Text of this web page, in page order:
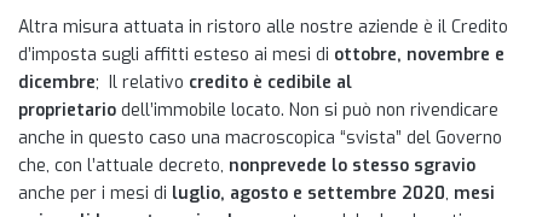
Altra misura attuata in ristoro alle nostre aziende è il Credito
d’imposta sugli affitti esteso ai mesi di ​ ottobre, novembre e
dicembre; ​ Il relativo ​ credito è cedibile al
proprietario dell’immobile locato. Non si può non rivendicare
anche in questo caso una macroscopica “svista” del Governo
che, con l’attuale decreto, nonprevede lo stesso sgravio
anche per i mesi di luglio, agosto e settembre 2020, mesi